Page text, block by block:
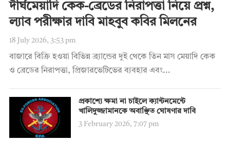
দীর্ঘমেয়াদি কেক-ব্রেডের নিরাপত্তা নিয়ে প্রশ্ন,
ল্যাব পরীক্ষার দাবি মাহবুব কবির মিলনের
18 July 2026, 3:53 pm
বাজারে বিক্রি হওয়া বিভিন্ন ব্র্যান্ডের দুই থেকে তিন মাস মেয়াদি কেক
ও ব্রেডের নিরাপত্তা, প্রিজারভেটিভের ব্যবহার এবং...
প্রকাশ্যে ক্ষমা না চাইলে ক্যান্টনমেন্টে
খালিদুজ্জামানকে অবাঞ্ছিত ঘোষণার দাবি
3 February 2026, 7:07 pm